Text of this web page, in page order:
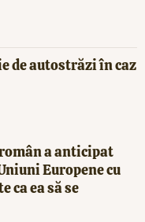
de autostrăzi în caz
a anticipat
Europene cu
ca ea să se